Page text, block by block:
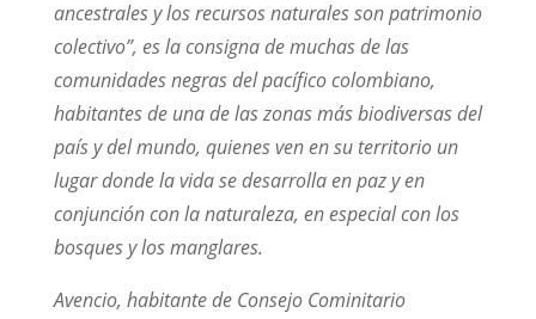
ancestrales y los recursos naturales son patrimonio
colectivo”, es la consigna de muchas de las
comunidades negras del pacífico colombiano,
habitantes de una de las zonas más biodiversas del
país y del mundo, quienes ven en su territorio un
lugar donde la vida se desarrolla en paz y en
conjunción con la naturaleza, en especial con los
bosques y los manglares.
Avencio, habitante de Consejo Cominitario